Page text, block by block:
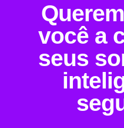
você a
seus